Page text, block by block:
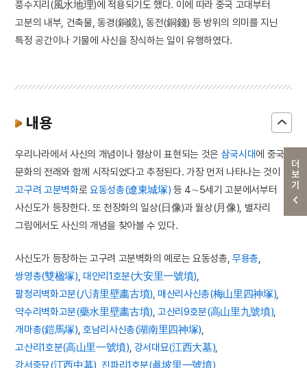
더보기
풍수지리(風水地理)에 적용되기도 했다. 이에 따라 중국 고대부터
고분의 내부, 건축물, 동경(銅鏡), 동전(銅錢) 등 방위의 의미를 지닌
특정 공간이나 기물에 사신을 장식하는 일이 유행하였다.
내용
우리나라에서 사신의 개념이나 형상이 표현되는 것은 삼국시대에 중국
문화의 전래와 함께 시작되었다고 추정된다. 가장 먼저 나타나는 것이
고구려 고분벽화로 요동성총(遼東城塚) 등 4∼5세기 고분에서부터
사신도가 등장한다. 또 천장화의 일상(日像)과 월상(月像), 별자리
그림에서도 사신의 개념을 찾아볼 수 있다.
사신도가 등장하는 고구려 고분벽화의 예로는 요동성총, 무용총
쌍영총(雙楹塚) 대안리1호분(大安里一號墳)
팔청리벽화고분(八淸里壁畵古墳) 매산리사신총(梅山里四神塚)
약수리벽화고분(藥水里壁畵古墳) ,고산리9호분(高山里九號墳)
개마총(鎧馬塚) 호남리사신총(湖南里四神塚)
고산리1호분(高山里一號墳) 강서대묘(江西大墓)
강서중묘(江西中墓) 진파리1호분(眞坡里一號墳)